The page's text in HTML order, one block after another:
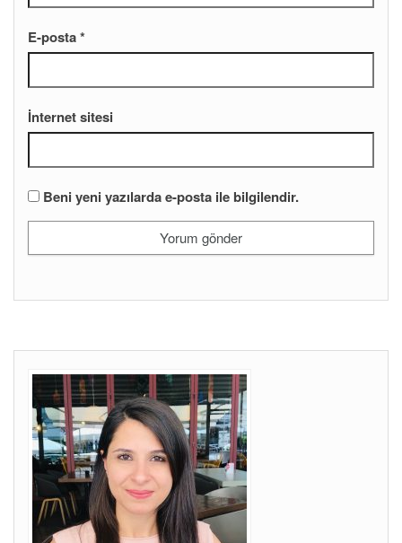
E-posta*
İnternet sitesi
Beni yeni yazılarda e-posta ile bilgilendir.
Ankara PsikologPsk Dr
Dilay Eldoğan Eken.